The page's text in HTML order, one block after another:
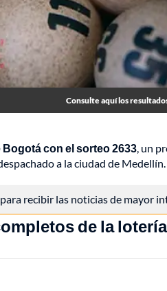
Consulte aquí los
Bogotá con el sorteo 2633, un
a la ciudad de
para recibir las noticias de mayor
de la